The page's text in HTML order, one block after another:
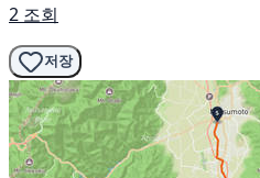
2 조회
저장